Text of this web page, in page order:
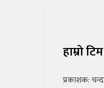
हाम्रो टिम
प्रकाशक: